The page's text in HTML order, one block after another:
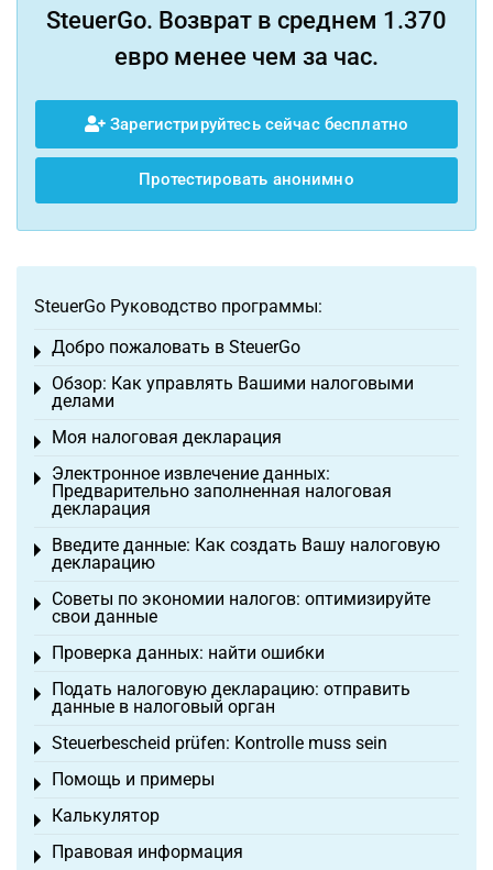
SteuerGo. Возврат в среднем 1.370
евро менее чем за час.
Зарегистрируйтесь сейчас бесплатно
Протестировать анонимно
SteuerGo Руководство программы:
Добро пожаловать в SteuerGo
Toggle menu
Обзор: Как управлять Вашими налоговыми
делами
Toggle menu
Моя налоговая декларация
Toggle menu
Электронное извлечение данных:
Предварительно заполненная налоговая
декларация
Toggle menu
Введите данные: Как создать Вашу налоговую
декларацию
Toggle menu
Советы по экономии налогов: оптимизируйте
свои данные
Toggle menu
Проверка данных: найти ошибки
Toggle menu
Подать налоговую декларацию: отправить
данные в налоговый орган
Toggle menu
Steuerbescheid prüfen: Kontrolle muss sein
Toggle menu
Помощь и примеры
Toggle menu
Калькулятор
Toggle menu
Правовая информация
Toggle menu